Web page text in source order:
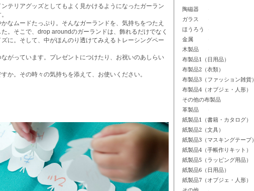
テリアグッズとしてもよく見かけるようになったガーラン
なムードたっぷり。そんなガーランドを、気持ちをつたえ
。そこで、drop aroundのガーランドは、飾れるだけでなく
に。そして、中がほんのり透けてみえるトレーシングペー
がっています。プレゼントにつけたり、お祝いのあしらい
か。その時々の気持ちを添えて、お使いください。
陶磁器
ガラス
ほうろう
金属
木製品
布製品1（日用品）
布製品2（衣類）
布製品3（ファッション雑貨）
布製品4（オブジェ・人形）
その他の布製品
革製品
紙製品1（書籍・カタログ）
紙製品2（文具）
紙製品3（マスキングテープ）
紙製品4（手帳作りキット）
紙製品5（ラッピング用品）
紙製品6（日用品）
紙製品7（オブジェ・人形）